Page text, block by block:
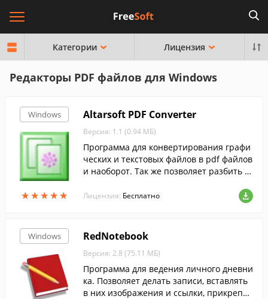
Категории Лицензия
Редакторы PDF файлов для Windows
Windows
★★★★★
★★★★★
Altarsoft PDF Converter
Версия: 1.1 (0.94 МБ)
Программа для конвертирования графи
ческих и текстовых файлов в pdf файлов
и наоборот. Так же позволяет разбить о
Лицензия: Бесплатно
Windows RedNotebook
Версия: 2.8 (75.11 МБ)
Программа для ведения личного дневни
ка. Позволяет делать записи, вставлять
в них изображения и ссылки, прикрепля